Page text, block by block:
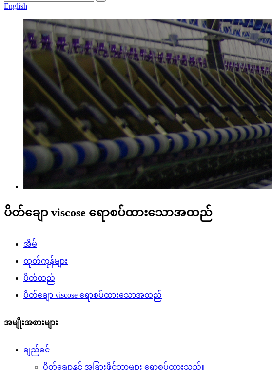
English
ပိတ်ချော viscose ရောစပ်ထားသောအထည်
အိမ်
ထုတ်ကုန်များ
ပိတ်ထည်
ပိတ်ချော viscose ရောစပ်ထားသောအထည်
အမျိုးအစားများ
ချည်ခင်
ပိတ်ချောနှင့် အခြားဖိုင်ဘာများ ရောစပ်ထားသည်။